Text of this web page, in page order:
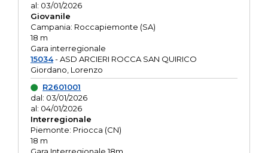
al: 03/01/2026
Giovanile
Campania: Roccapiemonte (SA)
18 m
Gara interregionale
15034- ASD ARCIERI ROCCA SAN QUIRICO
Giordano, Lorenzo
R2601001
dal: 03/01/2026
al: 04/01/2026
Interregionale
Piemonte: Priocca (CN)
18 m